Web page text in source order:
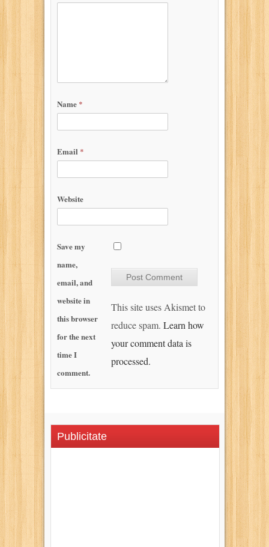
Name *
Email *
Website
Save my
name,
email, and
website in
this browser
for the next
time I
comment.
This site uses Akismet to
reduce spam. Learn how
your comment data is
processed.
Publicitate